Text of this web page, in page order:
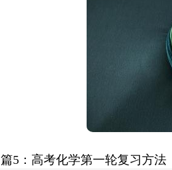
篇5：高考化学第一轮复习方法